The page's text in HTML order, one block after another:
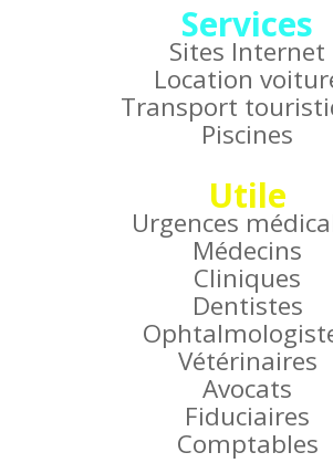
Services
Sites Internet
Location
Transport
Piscines
Utile
Urgences
Médecins
Cliniques
Dentistes
Vétérinaires
Avocats
Fiduciaires
Comptables